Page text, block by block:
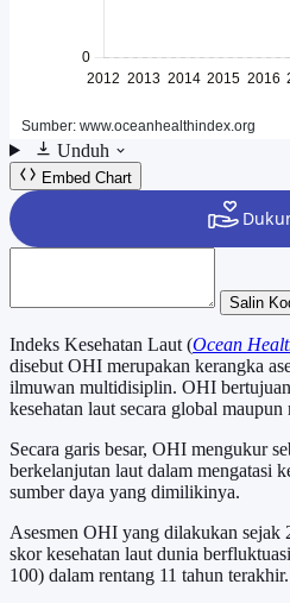
Unduh
Embed Chart
Salin
Indeks Kesehatan Laut (Ocean
disebut OHI merupakan kerangka
ilmuwan multidisiplin. OHI
kesehatan laut secara global maupun
Secara garis besar, OHI mengukur
berkelanjutan laut dalam mengatasi
sumber daya yang dimilikinya.
Asesmen OHI yang dilakukan sejak
skor kesehatan laut dunia
100) dalam rentang 11 tahun terakhir.